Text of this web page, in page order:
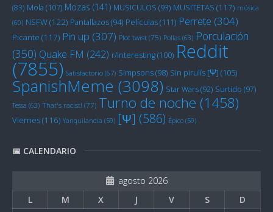
(83) Mola (107) Mozas (141) MUSICULOS (93) MUSITETAS (117) música
(60) NSFW(122) Pantallazos(94) Películas(111) Perrete (304)
Picante (117) Pin up (307) Plot twist (75) Pollas (63) Porculación
(350) Quake FM (242) r/Interesting(100) Reddit
(7855) Satisfactorio (67) Simpsons(98) Sin pirulís [Ψ] (105)
SpanishMeme (3098) Star Wars(92) Surtido (97)
Tessa (63) That's racist! (77) Turno de noche (1458)
Viernes(116) Yanquilandia (59) [Ψ] (586) Épico (59)
📅 CALENDARIO
agosto 2026
L
M X J V S
D